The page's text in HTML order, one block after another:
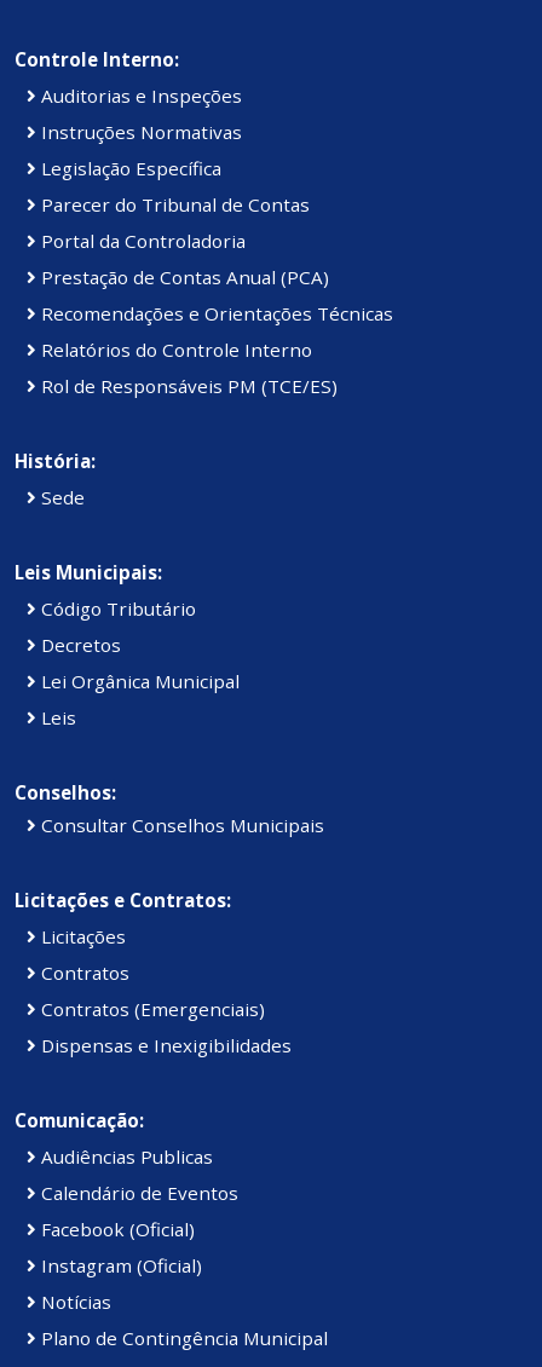
Controle Interno:
Auditorias e Inspeções
Instruções Normativas
Legislação Específica
Parecer do Tribunal de Contas
Portal da Controladoria
Prestação de Contas Anual (PCA)
Recomendações e Orientações Técnicas
Relatórios do Controle Interno
Rol de Responsáveis PM (TCE/ES)
História:
Sede
Leis Municipais:
Código Tributário
Decretos
Lei Orgânica Municipal
Leis
Conselhos:
Consultar Conselhos Municipais
Licitações e Contratos:
Licitações
Contratos
Contratos (Emergenciais)
Dispensas e Inexigibilidades
Comunicação:
Audiências Publicas
Calendário de Eventos
Facebook (Oficial)
Instagram (Oficial)
Notícias
Plano de Contingência Municipal